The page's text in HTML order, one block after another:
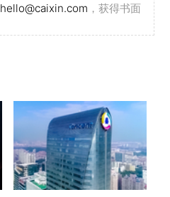
hello@caixin.com ，获得书面